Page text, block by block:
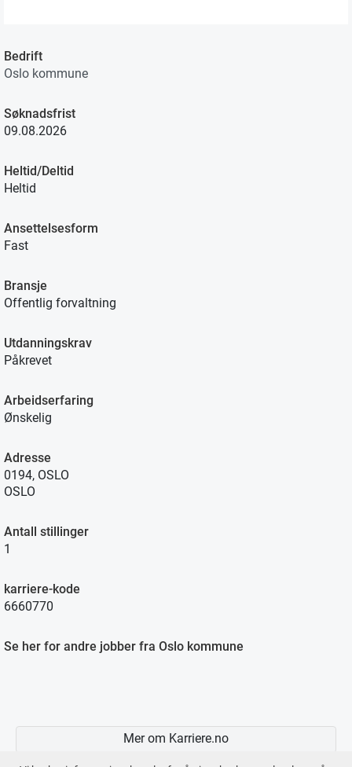
Bedrift
Oslo kommune
Søknadsfrist
09.08.2026
Heltid/Deltid
Heltid
Ansettelsesform
Fast
Bransje
Offentlig forvaltning
Utdanningskrav
Påkrevet
Arbeidserfaring
Ønskelig
Adresse
0194, OSLO
OSLO
Antall stillinger
1
karriere-kode
6660770
Se her for andre jobber fra Oslo kommune
Mer om Karriere.no